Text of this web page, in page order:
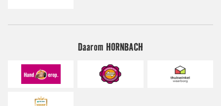
Daarom HORNBACH